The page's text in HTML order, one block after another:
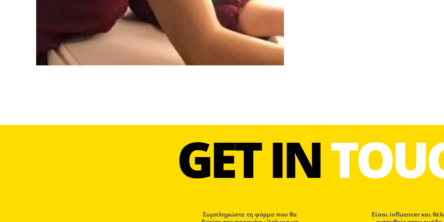
GET IN
Συμπληρώστε τη φόρμα που θα
Eίσαι influencer και